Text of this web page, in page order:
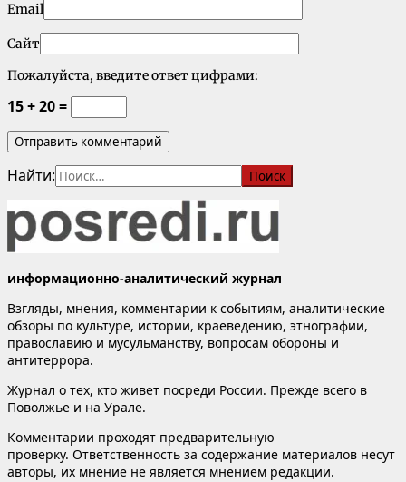
Email
Сайт
Пожалуйста, введите ответ цифрами:
15 + 20 =
Найти:
информационно-аналитический журнал
Взгляды, мнения, комментарии к событиям, аналитические
обзоры по культуре, истории, краеведению, этнографии,
православию и мусульманству, вопросам обороны и
антитеррора.
Журнал о тех, кто живет посреди России. Прежде всего в
Поволжье и на Урале.
Комментарии проходят предварительную
проверку. Ответственность за содержание материалов несут
авторы, их мнение не является мнением редакции.